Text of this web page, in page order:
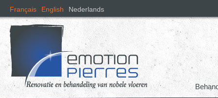
en
de
Français English Nederlands